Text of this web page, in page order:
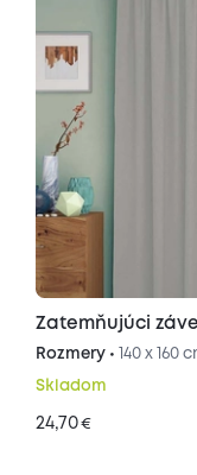
Zatemňujúci
Rozmery • 140 x 160
Skladom
24,70€